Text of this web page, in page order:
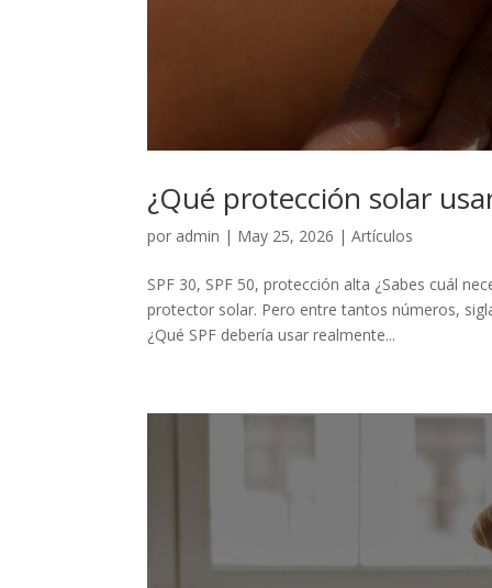
¿Qué protección solar
por admin | May 25, 2026 |Artículos
SPF 30, SPF 50, protección alta ¿Sabes cuál
protector solar. Pero entre tantos números,
¿Qué SPF debería usar realmente...